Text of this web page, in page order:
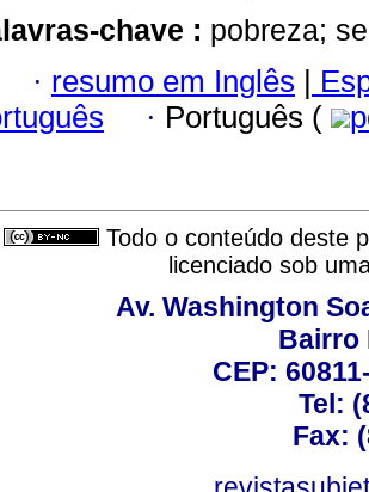
chave : pobreza;
· resumo em Inglês |
· Português (
Todo o conteúdo deste
licenciado sob
Av. Washington
Bairro
CEP:
Tel:
Fax: